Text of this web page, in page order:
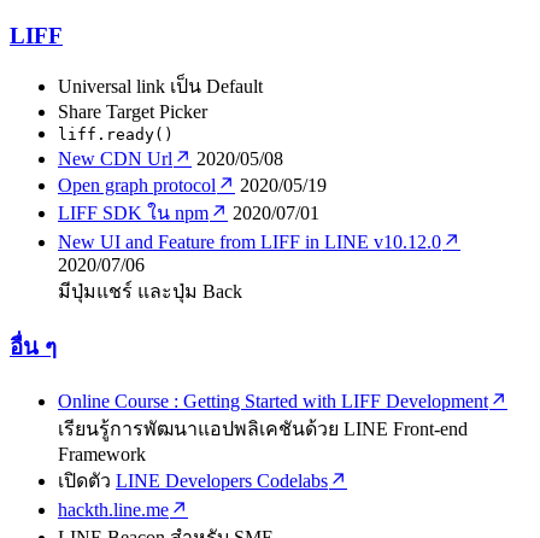
LIFF
Universal link เป็น Default
Share Target Picker
liff.ready()
New CDN Url
2020/05/08
Open graph protocol
2020/05/19
LIFF SDK ใน npm
2020/07/01
New UI and Feature from LIFF in LINE v10.12.0
2020/07/06
มีปุ่มแชร์ และปุ่ม Back
อื่น ๆ
Online Course : Getting Started with LIFF Development
เรียนรู้การพัฒนาแอปพลิเคชันด้วย LINE Front-end
Framework
เปิดตัว LINE Developers Codelabs
hackth.line.me